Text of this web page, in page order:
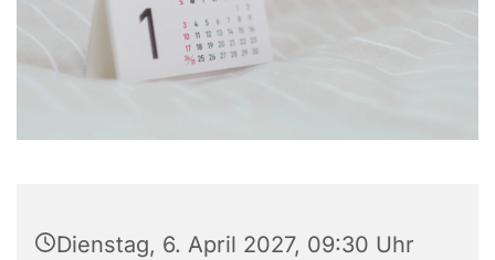
Dienstag, 6. April 2027, 09:30 Uhr